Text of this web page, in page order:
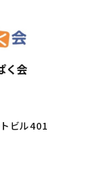
く会
ビル401